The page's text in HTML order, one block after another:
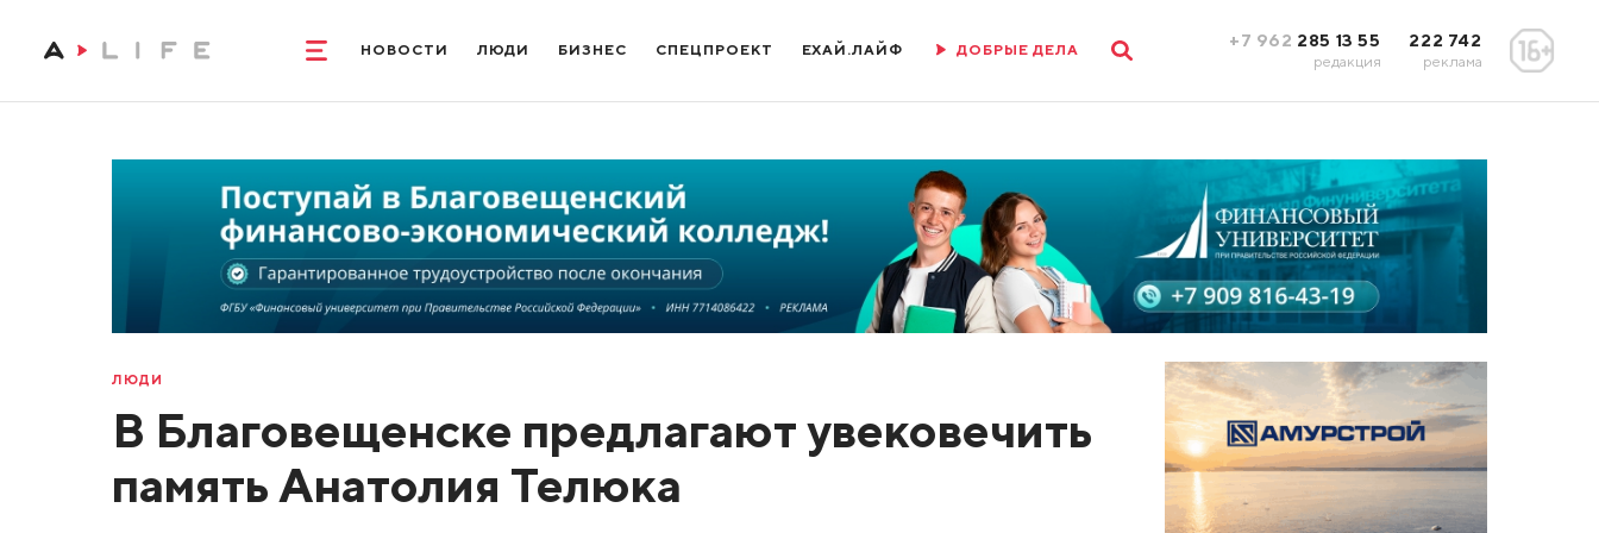
НОВОСТИ ЛЮДИ БИЗНЕС СПЕЦПРОЕКТ ЕХАЙ.ЛАЙФ ДОБРЫЕ ДЕЛА +7 962 285 13 55
редакция
222 742
реклама
ЛЮДИ
В Благовещенске предлагают увековечить
память Анатолия Телюка